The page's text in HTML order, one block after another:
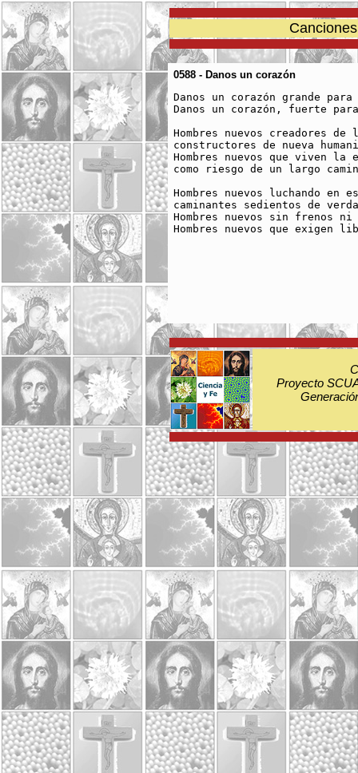
0588 - Danos un corazón
Danos un corazón grande para
Danos un corazón, fuerte
Hombres nuevos creadores
constructores de nueva
Hombres nuevos que viven la
como riesgo de un largo
Hombres nuevos luchando en
caminantes sedientos de
Hombres nuevos sin frenos ni
Hombres nuevos que exigen
Proyecto